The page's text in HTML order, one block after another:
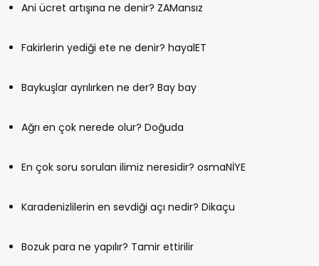
Ani ücret artışına ne denir? ZAMansız
Fakirlerin yediği ete ne denir? hayalET
Baykuşlar ayrılırken ne der? Bay bay
Ağrı en çok nerede olur? Doğuda
En çok soru sorulan ilimiz neresidir? osmaNİYE
Karadenizlilerin en sevdiği açı nedir? Dikaçu
Bozuk para ne yapılır? Tamir ettirilir